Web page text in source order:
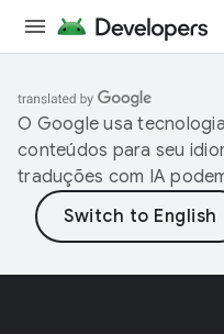
O Google usa
conteúdos para seu
traduções com IA